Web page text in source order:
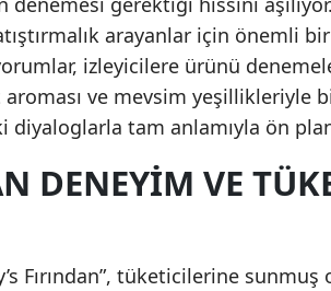
arayanlar için önemli bir
izleyicilere ürünü
aroması ve mevsim yeşillikleriyle
tam anlamıyla ön
DENEYIM VE
Fırından”, tüketicilerine